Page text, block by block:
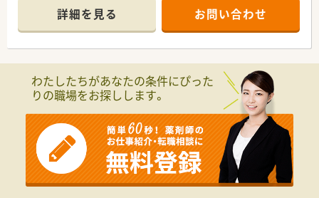
す。
「患者様第一主義」を貫き、地域医療の担い手となることをモッ
トーとしています。
◇厚生省より、休日・労働時間の短縮を行っている企業として、
◇独立支援制度もあり、将来開業したい方へのサポートも行って
います。
◆ブランク明け復帰、日数少なめでの勤務が不安な方もしっかり
業務についてお伝えしますのでご安心ください。
◆希望曜日や時間帯など、ある程度は融通も利きますのでご相談
ください！
詳細を見る お問い合わせ
わたしたちがあなたの条件にぴった
りの職場をお探しします。